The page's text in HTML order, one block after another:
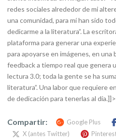
redes sociales alrededor de mi
una comunidad, para mí han sido
dedicarme a la literatura”. La
plataforma para generar una
para apoyarse en imágenes, en una
feedback a tiempo real que genera
lectura 3.0; toda la gente se ha
literatura”. Una labor que requiere
de dedicación para tenerlas al día.]]>
Compartir: Google Plus
X (antes Twitter)